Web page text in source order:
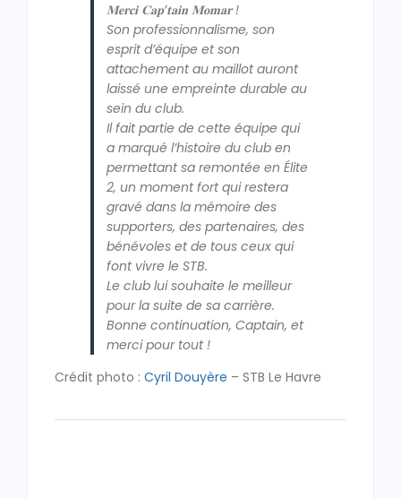
𝐌𝐞𝐫𝐜𝐢 𝐂𝐚𝐩’𝐭𝐚𝐢𝐧 𝐌𝐨𝐦𝐚𝐫 !
Son professionnalisme, son
esprit d’équipe et son
attachement au maillot auront
laissé une empreinte durable au
sein du club.
Il fait partie de cette équipe qui
a marqué l’histoire du club en
permettant sa remontée en Élite
2, un moment fort qui restera
gravé dans la mémoire des
supporters, des partenaires, des
bénévoles et de tous ceux qui
font vivre le STB.
Le club lui souhaite le meilleur
pour la suite de sa carrière.
Bonne continuation, Captain, et
merci pour tout !
Crédit photo : Cyril Douyère – STB Le Havre